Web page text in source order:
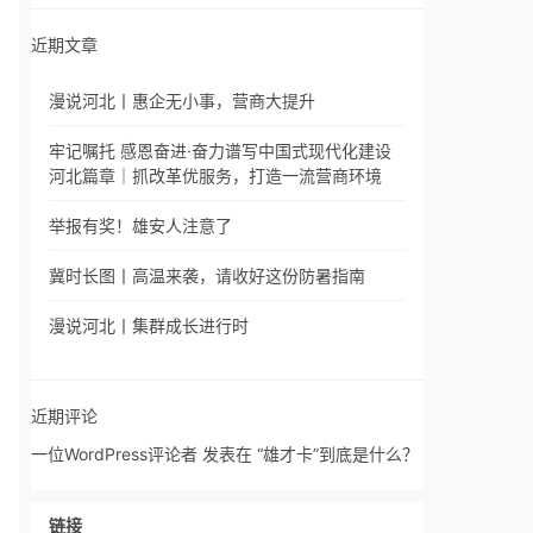
近期文章
漫说河北丨惠企无小事，营商大提升
牢记嘱托 感恩奋进·奋力谱写中国式现代化建设
河北篇章｜抓改革优服务，打造一流营商环境
举报有奖！雄安人注意了
冀时长图丨高温来袭，请收好这份防暑指南
漫说河北丨集群成长进行时
近期评论
一位WordPress评论者 发表在 “雄才卡”到底是什么？
链接